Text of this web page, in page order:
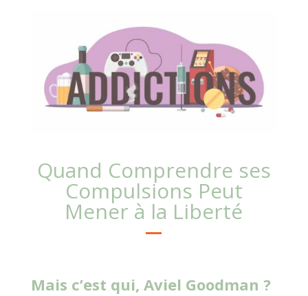
Quand Comprendre ses
Compulsions Peut
Mener à la Liberté
Mais c’est qui, Aviel Goodman ?